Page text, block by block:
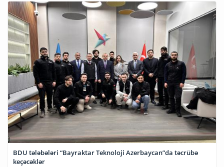
BDU tələbələri “Bayraktar Teknoloji Azerbaycan”da təcrübə
keçəcəklər